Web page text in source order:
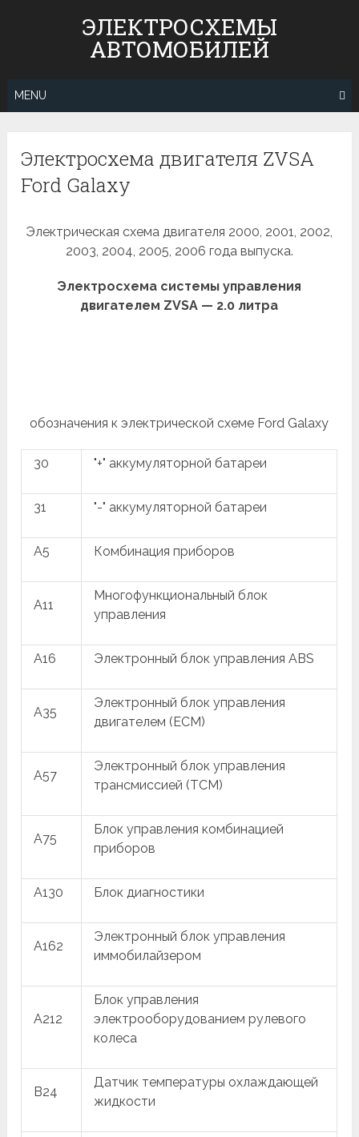
ЭЛЕКТРОСХЕМЫ
АВТОМОБИЛЕЙ
MENU
Электросхема двигателя ZVSA
Ford Galaxy
Электрическая схема двигателя 2000, 2001, 2002,
2003, 2004, 2005, 2006 года выпуска.
Электросхема системы управления
двигателем ZVSA — 2.0 литра
обозначения к электрической схеме Ford Galaxy
30 "+" аккумуляторной батареи
31 "-" аккумуляторной батареи
A5 Комбинация приборов
A11
Многофункциональный блок
управления
A16 Электронный блок управления ABS
A35
Электронный блок управления
двигателем (ECM)
A57
Электронный блок управления
трансмиссией (TCM)
A75
Блок управления комбинацией
приборов
A130 Блок диагностики
A162
Электронный блок управления
иммобилайзером
A212
Блок управления
электрооборудованием рулевого
колеса
B24
Датчик температуры охлаждающей
жидкости